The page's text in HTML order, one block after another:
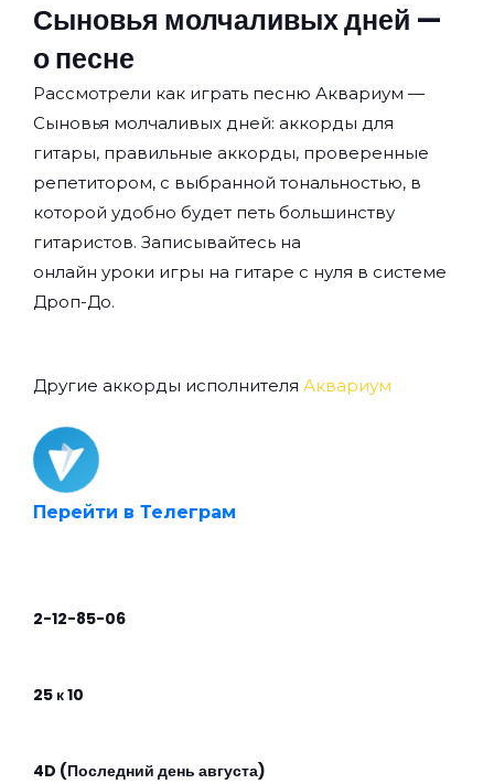
Сыновья молчаливых дней —
о песне
Рассмотрели как играть песню Аквариум —
Сыновья молчаливых дней: аккорды для
гитары, правильные аккорды, проверенные
репетитором, с выбранной тональностью, в
которой удобно будет петь большинству
гитаристов. Записывайтесь на
онлайн уроки игры на гитаре с нуля в системе
Дроп-До.
Другие аккорды исполнителя Аквариум
Перейти в Телеграм
2-12-85-06
25 к 10
4D (Последний день августа)